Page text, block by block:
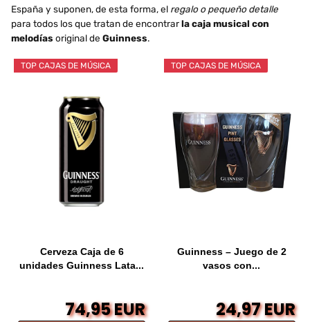
España y suponen, de esta forma, el regalo o pequeño detalle
para todos los que tratan de encontrarla caja musical con
melodías original de Guinness.
TOP CAJAS DE MÚSICA
Cerveza Caja de 6
unidades Guinness Lata...
74,95 EUR
TOP CAJAS DE MÚSICA
Guinness – Juego de 2
vasos con...
24,97 EUR